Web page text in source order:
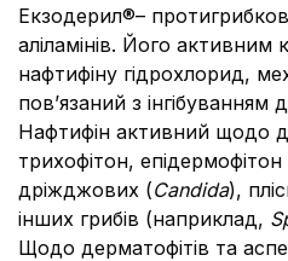
Екзодерил®–
аліламінів. Його
нафтифіну гідрохлорид,
пов’язаний з інгібуванням
Нафтифін активний щодо
трихофітон,
дріжджових (Candida),
інших грибів (наприклад,
Щодо дерматофітів та